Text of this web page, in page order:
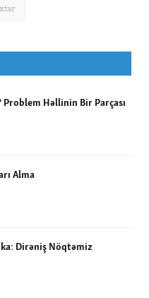
Problem Həllinin Bir Parçası
Alma
Dirəniş Nöqtəmiz